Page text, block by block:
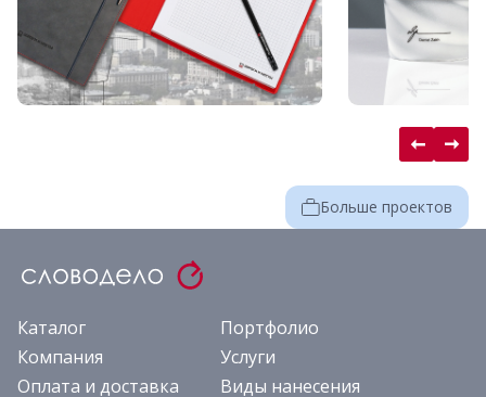
Больше проектов
Каталог
Портфолио
Компания
Услуги
Оплата и доставка
Виды нанесения